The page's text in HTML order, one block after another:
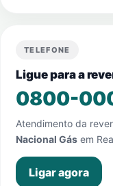
TELEFONE
Ligue para a
0800-
Atendimento da
Nacional Gás em
Ligar agora